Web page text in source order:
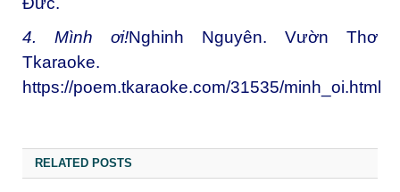
4. Mình ơi!Nghinh Nguyên. Vườn Thơ
Tkaraoke.
https://poem.tkaraoke.com/31535/minh_oi.html
RELATED POSTS